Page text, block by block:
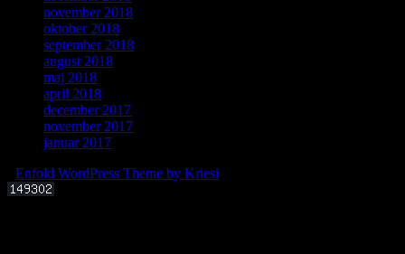
november 2018
oktober 2018
september 2018
august 2018
maj 2018
april 2018
december 2017
november 2017
januar 2017
Enfold WordPress Theme by Kriesi